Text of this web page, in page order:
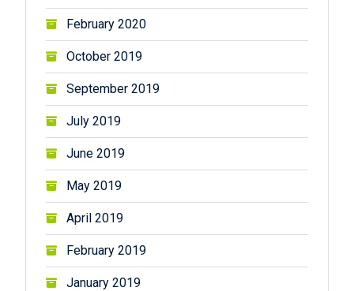
February 2020
October 2019
September 2019
July 2019
June 2019
May 2019
April 2019
February 2019
January 2019